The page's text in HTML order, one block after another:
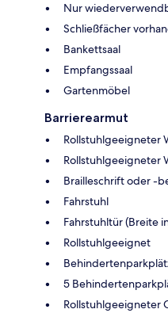
Nur
Schließfächer
Bankettsaal
Empfangssaal
Gartenmöbel
Barrierearmut
Rollstuhlgeeigneter
Rollstuhlgeeigneter
Brailleschrift oder -
Fahrstuhl
Fahrstuhltür (Breite
Rollstuhlgeeignet
5
Rollstuhlgeeigneter